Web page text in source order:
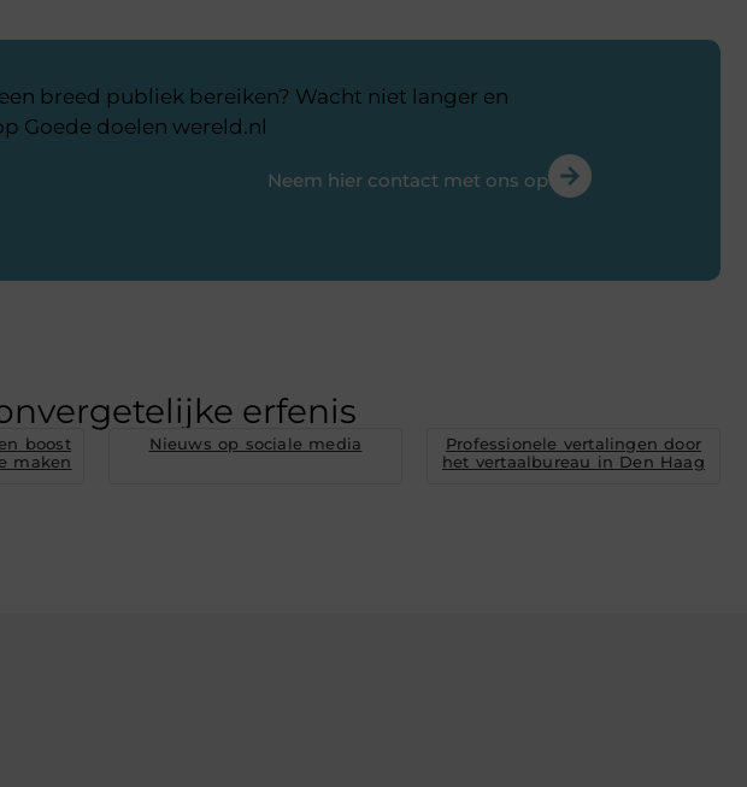
breed publiek bereiken? Wacht niet langer en
Goede doelen wereld.nl
Neem hier contact met ons op
erfenis
boost
maken
Nieuws op sociale media
Professionele vertalingen door
het vertaalbureau in Den Haag